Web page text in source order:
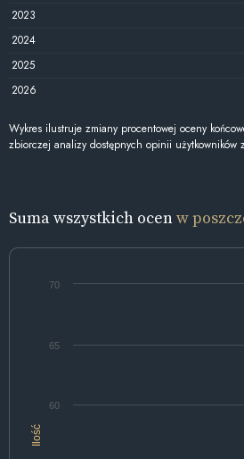
2023
2024
2025
2026
Wykres ilustruje zmiany procentowej oceny
zbiorczej analizy dostępnych opinii użytkowników
Suma wszystkich ocenw
Ilość
60
65
70